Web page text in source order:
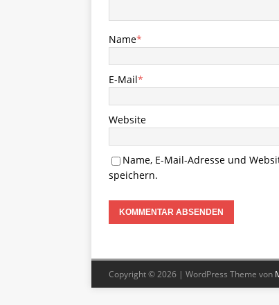
Name*
E-Mail*
Website
Name, E-Mail-Adresse und
speichern.
Copyright © 2026 | WordPress Theme von